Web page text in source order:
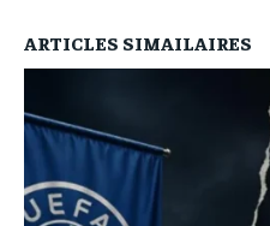
ARTICLES SIMAILAIRES